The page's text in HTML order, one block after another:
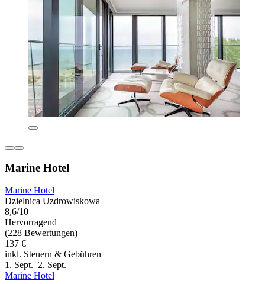
Marine Hotel
Marine Hotel
Dzielnica Uzdrowiskowa
8,6/10
Hervorragend
(228 Bewertungen)
137 €
inkl. Steuern & Gebühren
1. Sept.–2. Sept.
Marine Hotel